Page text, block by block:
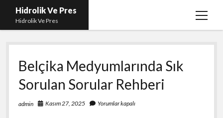
Hidrolik Ve Pres
Hidrolik Ve Pres
menüyü
Belçika Medyumlarında Sık
Sorulan Sorular Rehberi
admin Kasım 27, 2025 Yorumlar kapalı